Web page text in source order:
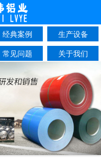
经典案例
生产设备
常见问题
关于我们